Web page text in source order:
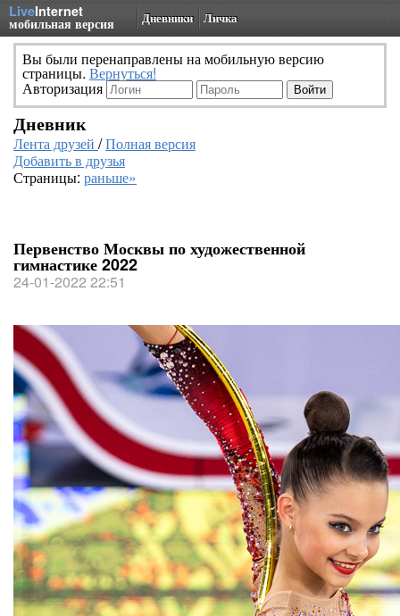
LiveInternet
мобильная версия Дневники Личка
Вы были перенаправлены на мобильную версию
страницы. Вернуться!
Авторизация
Дневник
Лента друзей /Полная версия
Добавить в друзья
Страницы: раньше»
Первенство Москвы по художественной
гимнастике 2022
24-01-2022 22:51